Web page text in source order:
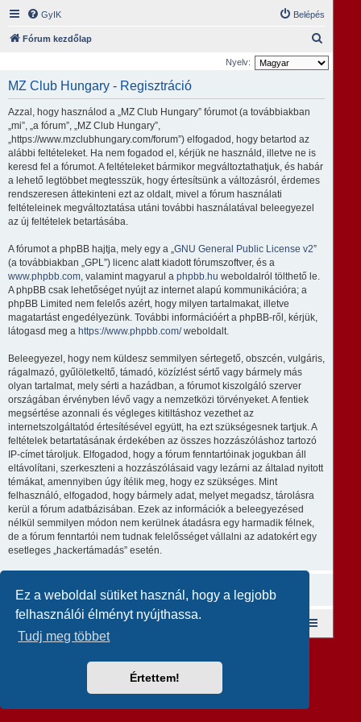
Ez a weboldal sütiket használ, hogy a legjobb
felhasználói élményt nyújthassa.
Tudj meg többet
Értettem!
GyIK Belépés
Fórum kezdőlap
e
Nyelv:
MZ Club Hungary - Regisztráció
Azzal, hogy használod a „MZ Club Hungary” fórumot (a továbbiakban
„mi”, „a fórum”, „MZ Club Hungary”,
„https://www.mzclubhungary.com/forum”) elfogadod, hogy betartod az
alábbi feltételeket. Ha nem fogadod el, kérjük ne használd, illetve ne is
keresd fel a fórumot. A feltételeket bármikor megváltoztathatjuk, és habár
a lehető legtöbbet megtesszük, hogy értesítsünk a változásról, érdemes
rendszeresen áttekinteni ezt az oldalt, mivel a fórum használati
feltételeinek megváltoztatása utáni további használatával beleegyezel
az új feltételek betartásába.
A fórumot a phpBB hajtja, mely egy a „GNU General Public License v2”
(a továbbiakban „GPL”) licenc alatt kiadott fórumszoftver, és a
www.phpbb.com, valamint magyarul a phpbb.hu weboldalról tölthető le.
A phpBB csak lehetőséget nyújt az internet alapú kommunikációra; a
phpBB Limited nem felelős azért, hogy milyen tartalmakat, illetve
magatartást engedélyezünk. További információért a phpBB-ről, kérjük,
látogasd meg a https://www.phpbb.com/weboldalt.
Beleegyezel, hogy nem küldesz semmilyen sértegető, obszcén, vulgáris,
rágalmazó, gyűlöletkeltő, támadó, közízlést sértő vagy bármely más
olyan tartalmat, mely sérti a hazádban, a fórumot kiszolgáló szerver
országában érvényben lévő vagy a nemzetközi törvényeket. A fentiek
megsértése azonnali és végleges kitiltáshoz vezethet az
internetszolgáltatód értesítésével együtt, ha ezt szükségesnek tartjuk. A
feltételek betartatásának érdekében az összes hozzászóláshoz tartozó
IP-címet tároljuk. Elfogadod, hogy a fórum fenntartóinak jogukban áll
eltávolítani, szerkeszteni a hozzászólásaid vagy lezárni az általad nyitott
témákat, amennyiben úgy ítélik meg, hogy ez szükséges. Mint
felhasználó, elfogadod, hogy bármely adat, melyet megadsz, tárolásra
kerül a fórum adatbázisában. Ezek az információk a beleegyezésed
nélkül semmilyen módon nem kerülnek átadásra egy harmadik félnek,
de a fórum fenntartói nem tudnak felelősséget vállalni az adatokért egy
esetleges „hackertámadás” esetén.
Magyar fordítás ©Magyar phpBB Közösség